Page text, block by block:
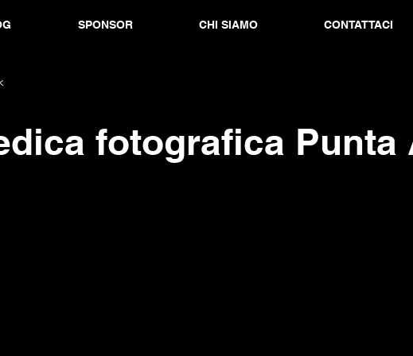
SPONSOR CHI SIAMO CONTATTACI
fotografica Punta